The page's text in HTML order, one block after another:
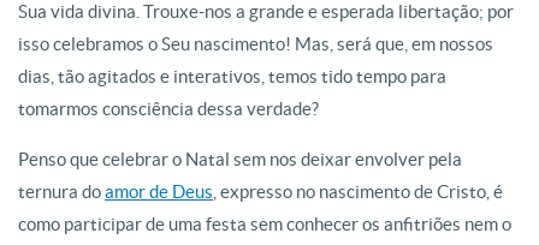
Sua vida divina. Trouxe-nos a grande e esperada libertação; por
isso celebramos o Seu nascimento! Mas, será que, em nossos
dias, tão agitados e interativos, temos tido tempo para
tomarmos consciência dessa verdade?
Penso que celebrar o Natal sem nos deixar envolver pela
ternura doamor de Deus , expresso no nascimento de Cristo, é
como participar de uma festa sem conhecer os anfitriões nem o